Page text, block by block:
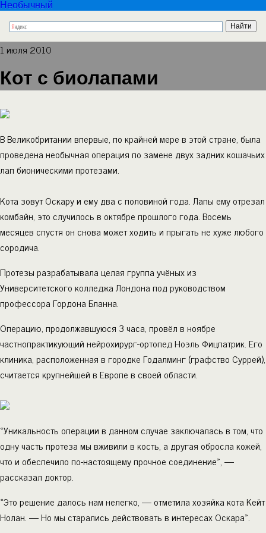
Необычный
1 июля 2010
Кот с биолапами
В Великобритании впервые, по крайней мере в этой стране, была
проведена необычная операция по замене двух задних кошачьих
лап бионическими протезами.
Кота зовут Оскару и ему два с половиной года. Лапы ему отрезал
комбайн, это случилось в октябре прошлого года. Восемь
месяцев спустя он снова может ходить и прыгать не хуже любого
сородича.
Протезы разрабатывала целая группа учёных из
Университетского колледжа Лондона под руководством
профессора Гордона Бланна.
Операцию, продолжавшуюся 3 часа, провёл в ноябре
частнопрактикующий нейрохирург-ортопед Ноэль Фицпатрик. Его
клиника, расположенная в городке Годалминг (графство Суррей),
считается крупнейшей в Европе в своей области.
«Уникальность операции в данном случае заключалась в том, что
одну часть протеза мы вживили в кость, а другая обросла кожей,
что и обеспечило по-настоящему прочное соединение», —
рассказал доктор.
«Это решение далось нам нелегко, — отметила хозяйка кота Кейт
Нолан. — Но мы старались действовать в интересах Оскара».